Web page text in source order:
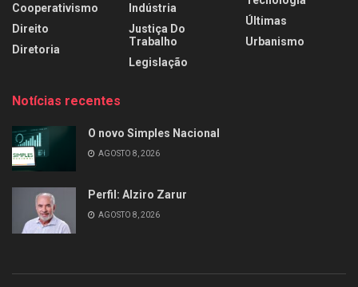
Cooperativismo
Direito
Diretoria
Indústria
Justiça Do
Trabalho
Legislação
Últimas
Urbanismo
Notícias recentes
O novo Simples Nacional
AGOSTO 8, 2026
Perfil: Alziro Zarur
AGOSTO 8, 2026